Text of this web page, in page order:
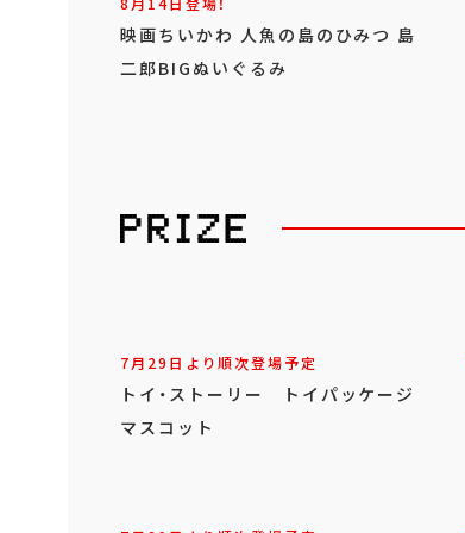
映画ちいかわ 人魚の島のひみつ 島
二郎BIGぬいぐるみ
7月29日より順次登場予定
トイ・ストーリー トイパッケージ
マスコット